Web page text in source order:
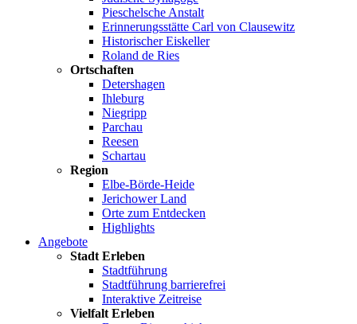
Pieschelsche Anstalt
Erinnerungsstätte Carl von Clausewitz
Historischer Eiskeller
Roland de Ries
Ortschaften
Detershagen
Ihleburg
Niegripp
Parchau
Reesen
Schartau
Region
Elbe-Börde-Heide
Jerichower Land
Orte zum Entdecken
Highlights
Angebote
Stadt Erleben
Stadtführung
Stadtführung barrierefrei
Interaktive Zeitreise
Vielfalt Erleben